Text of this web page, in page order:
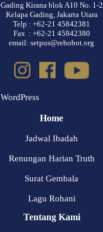
Gading Kirana blok A10 No. 1-2
Kelapa Gading, Jakarta Utara
Telp : +62-21 45842381
Fax : +62-21 45842380
email: setpus@rehobot.org
WordPress
Home
Jadwal Ibadah
Renungan Harian Truth
Surat Gembala
Lagu Rohani
Tentang Kami